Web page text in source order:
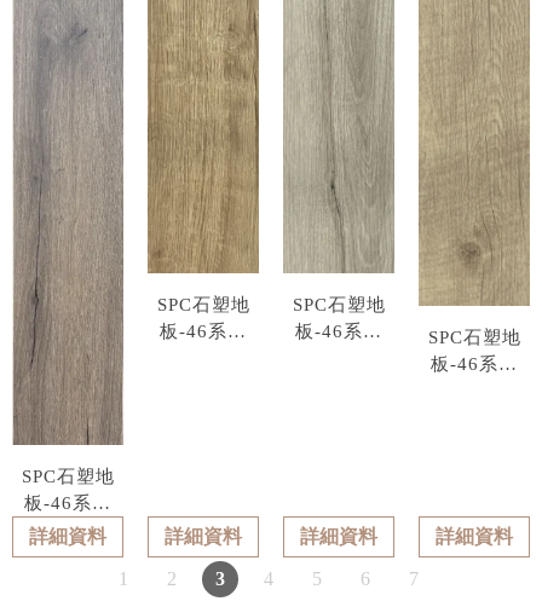
SPC石塑地
板-46系列
型號 : 4612
詳細資料
SPC石塑地
板-46系列
詳細資料
SPC石塑地
板-46系列
詳細資料
SPC石塑地
板-46系列
詳細資料
1 2 3 4 5 6 7